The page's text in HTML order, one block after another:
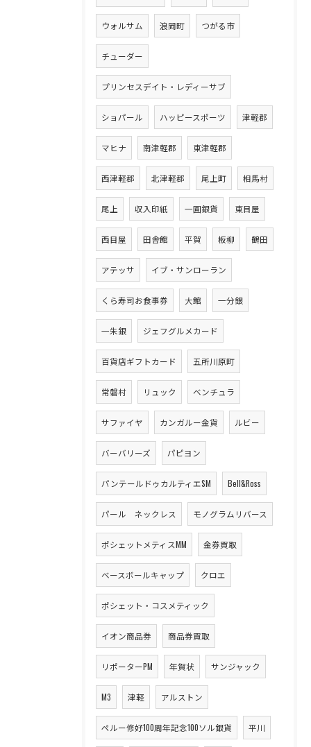
ウォルサム 浪岡町 つがる市
チューダー
プリンセスデイト・レディーサブ
ショパール ハッピースポーツ 津軽郡
マヒナ 南津軽郡 東津軽郡
西津軽郡 北津軽郡 尾上町 相馬村
尾上 収入印紙 一圓銀貨 東目屋
西目屋 田舎館 平賀 板柳 鶴田
アテッサ イブ・サンローラン
くら寿司お食事券 大館 一分銀
一朱銀 ジェフグルメカード
百貨店ギフトカード 五所川原町
常磐村 リュック ベンチュラ
サファイヤ カンガルー金貨 ルビー
バーバリーズ パピヨン
パンテールドゥカルティエSM Bell&Ross
パール ネックレス モノグラムリバース
ポシェットメティスMM 金券買取
ベースボールキャップ クロエ
ポシェット・コスメティック
イオン商品券 商品券買取
リポーターPM 年賀状 サンジャック
M3 津軽 アルストン
ペルー修好100周年記念100ソル銀貨 平川